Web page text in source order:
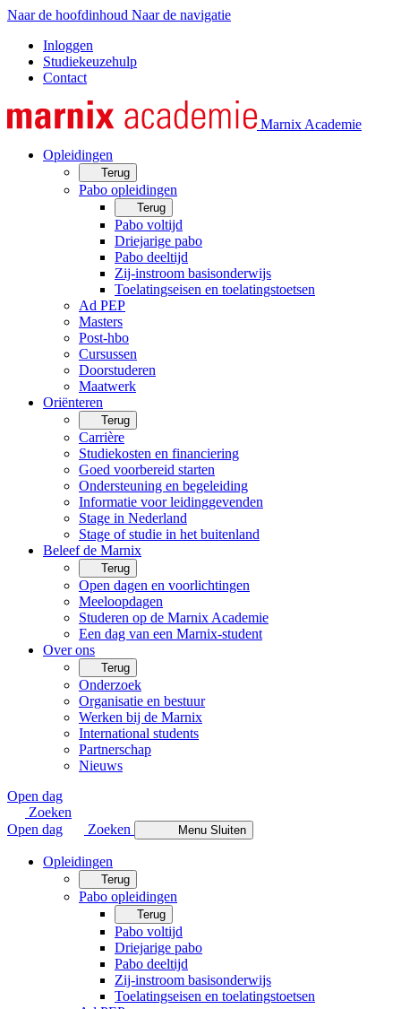
Naar de hoofdinhoud Naar de navigatie
Inloggen
Studiekeuzehulp
Contact
Marnix Academie
Opleidingen
Terug
Pabo opleidingen
Terug
Pabo voltijd
Driejarige pabo
Pabo deeltijd
Zij-instroom basisonderwijs
Toelatingseisen en toelatingstoetsen
Ad PEP
Masters
Post-hbo
Cursussen
Doorstuderen
Maatwerk
Oriënteren
Terug
Carrière
Studiekosten en financiering
Goed voorbereid starten
Ondersteuning en begeleiding
Informatie voor leidinggevenden
Stage in Nederland
Stage of studie in het buitenland
Beleef de Marnix
Terug
Open dagen en voorlichtingen
Meeloopdagen
Studeren op de Marnix Academie
Een dag van een Marnix-student
Over ons
Terug
Onderzoek
Organisatie en bestuur
Werken bij de Marnix
International students
Partnerschap
Nieuws
Open dag
Zoeken
Open dag
Zoeken Menu Sluiten
Opleidingen
Terug
Pabo opleidingen
Terug
Pabo voltijd
Driejarige pabo
Pabo deeltijd
Zij-instroom basisonderwijs
Toelatingseisen en toelatingstoetsen